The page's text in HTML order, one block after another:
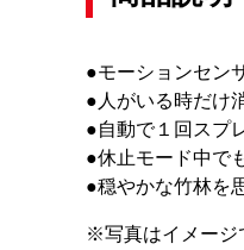
●モーションセン
●人がいる時だけ
●自動で１回スプ
●休止モード中で
●穏やかな竹林を
※写真はイメージ